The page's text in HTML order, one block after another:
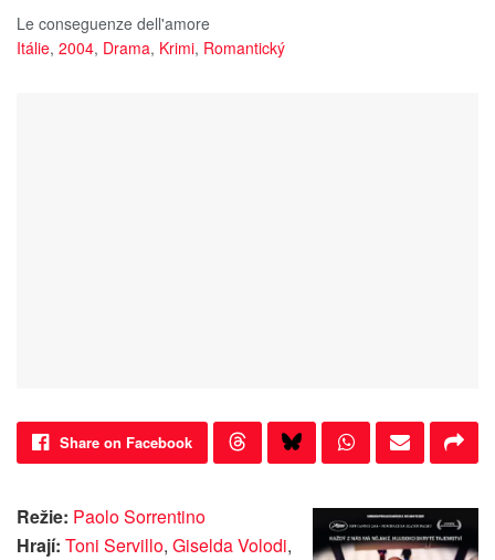
Le conseguenze dell'amore
Itálie, 2004, Drama, Krimi, Romantický
Share on Facebook
Režie: Paolo Sorrentino
Hrají: Toni Servillo, Giselda Volodi,